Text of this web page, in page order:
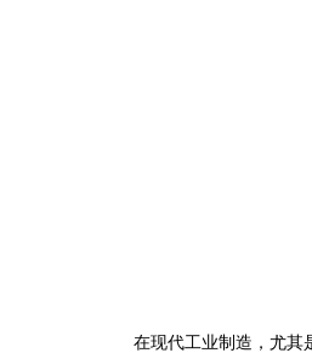
在现代工业制造，尤其